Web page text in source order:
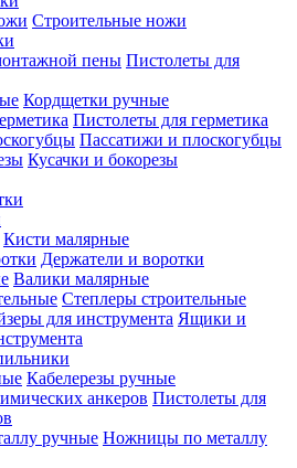
Строительные ножи
Пистолеты для
Кордщетки ручные
Пистолеты для герметика
Пассатижи и плоскогубцы
Кусачки и бокорезы
Кисти малярные
Держатели и воротки
Валики малярные
Степлеры строительные
Ящики и
Кабелерезы ручные
Пистолеты для
Ножницы по металлу